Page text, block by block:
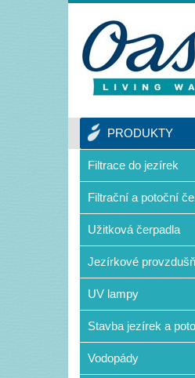
PRODUKTY
Filtrace do jezírek
Filtrační a potoční
Užitková čerpadla
Jezírkové
UV lampy
Stavba jezírek a
Vodopády